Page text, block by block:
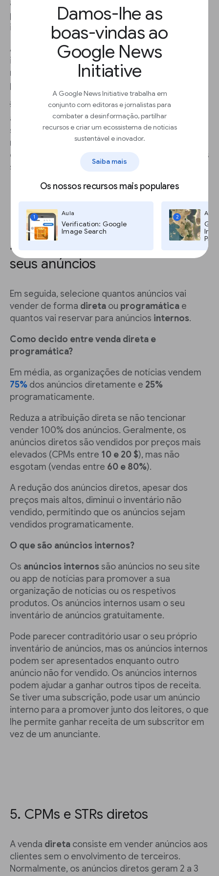
Damos-lhe as
boas-vindas ao
Google News
Initiative
A Google News Initiative trabalha em
conjunto com editoras e jornalistas para
combater a desinformação, partilhar
recursos e criar um ecossistema de notícias
sustentável e inovador.
Saiba mais
Os nossos recursos mais populares
1
Aula
Verification: Google
Image Search
2
Aula
Pro,
anunciantes pagam uma taxa denominada
por mil impressões (CPM) por cada 1000
impressões.
A maioria das editoras não vende todas as
impressões. A taxa de vendas (STR)mede o
número de impressões visíveis vendidas dividido
pelas impressões visíveis.
💡 Prática recomendada:evite posicionar
anúncios junto a notícias de última hora
sensíveis, notícias sobre eventos
meteorológicos extremos ou outro
que os anunciantes possam não querer junto dos
seus anúncios.
4. Escolha como quer vender os
seus anúncios
Em seguida, selecione quantos anúncios vai
vender de forma direta ou programática e
quantos vai reservar para anúncios internos.
Como decido entre venda direta e
programática?
Em média, as organizações de notícias vendem
75% dos anúncios diretamente e 25%
programaticamente.
Reduza a atribuição direta se não tencionar
vender 100% dos anúncios. Geralmente, os
anúncios diretos são vendidos por preços mais
elevados (CPMs entre 10 e 20 $), mas não
esgotam (vendas entre 60 e 80%).
A redução dos anúncios diretos, apesar dos
preços mais altos, diminui o inventário não
vendido, permitindo que os anúncios sejam
vendidos programaticamente.
O que são anúncios internos?
Os anúncios internos são anúncios no seu site
ou app de notícias para promover a sua
organização de notícias ou os respetivos
produtos. Os anúncios internos usam o seu
inventário de anúncios gratuitamente.
Pode parecer contraditório usar o seu próprio
inventário de anúncios, mas os anúncios internos
podem ser apresentados enquanto outro
anúncio não for vendido. Os anúncios internos
podem ajudar a ganhar outros tipos de receita.
Se tiver uma subscrição, pode usar um anúncio
interno para a promover junto dos leitores, o que
lhe permite ganhar receita de um subscritor em
vez de um anunciante.
5. CPMs e STRs diretos
A venda direta consiste em vender anúncios aos
clientes sem o envolvimento de terceiros.
Normalmente, os anúncios diretos geram 2 a 3